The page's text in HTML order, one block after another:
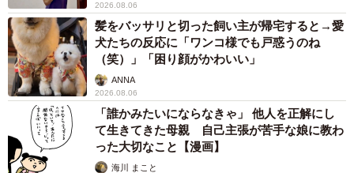
2026.08.06
髪をバッサリと切った飼い主が帰宅すると→愛
犬たちの反応に「ワンコ様でも戸惑うのね
（笑）」「困り顔がかわいい」
ANNA
2026.08.06
「誰かみたいにならなきゃ」 他人を正解にし
て生きてきた母親 自己主張が苦手な娘に教わ
った大切なこと【漫画】
海川 まこと